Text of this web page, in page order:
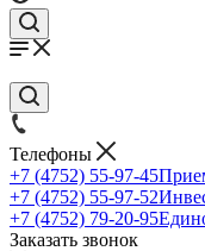
Телефоны
+7 (4752) 55-97-45
+7 (4752) 55-97-52
+7 (4752) 79-20-95
Заказать звонок